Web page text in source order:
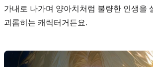
가내로 나가며 양아치처럼 불량한 인생을
괴롭히는 캐릭터거든요.